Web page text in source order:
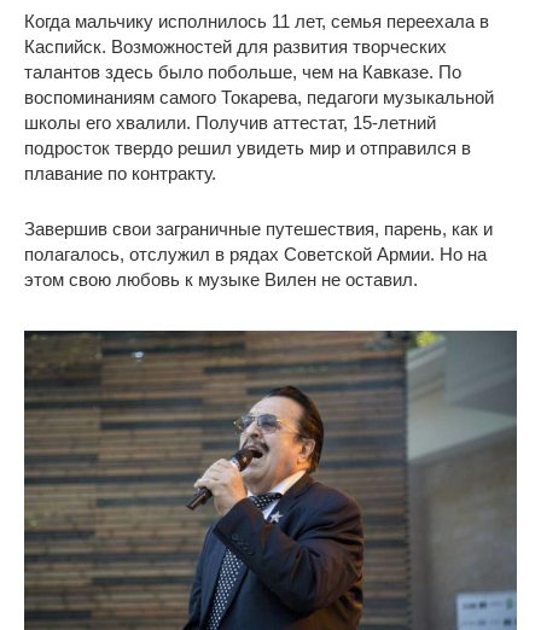
Когда мальчику исполнилось 11 лет, семья переехала в
Каспийск. Возможностей для развития творческих
талантов здесь было побольше, чем на Кавказе. По
воспоминаниям самого Токарева, педагоги музыкальной
школы его хвалили. Получив аттестат, 15-летний
подросток твердо решил увидеть мир и отправился в
плавание по контракту.
Завершив свои заграничные путешествия, парень, как и
полагалось, отслужил в рядах Советской Армии. Но на
этом свою любовь к музыке Вилен не оставил.